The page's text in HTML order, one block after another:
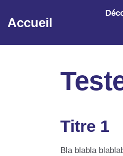
Aller au contenu principal
Accueil
Titre 1
Bla blabla